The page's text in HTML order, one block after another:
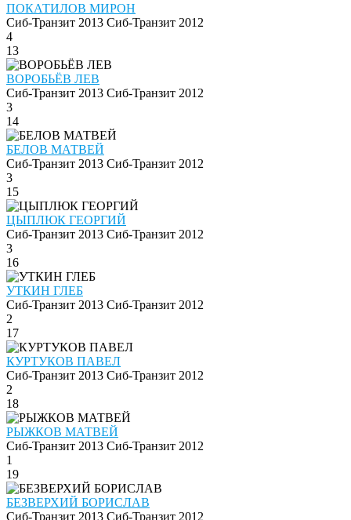
ПОКАТИЛОВ МИРОН
Сиб-Транзит 2013 Сиб-Транзит 2012
4
13
ВОРОБЬЁВ ЛЕВ
Сиб-Транзит 2013 Сиб-Транзит 2012
3
14
БЕЛОВ МАТВЕЙ
Сиб-Транзит 2013 Сиб-Транзит 2012
3
15
ЦЫПЛЮК ГЕОРГИЙ
Сиб-Транзит 2013 Сиб-Транзит 2012
3
16
УТКИН ГЛЕБ
Сиб-Транзит 2013 Сиб-Транзит 2012
2
17
КУРТУКОВ ПАВЕЛ
Сиб-Транзит 2013 Сиб-Транзит 2012
2
18
РЫЖКОВ МАТВЕЙ
Сиб-Транзит 2013 Сиб-Транзит 2012
1
19
БЕЗВЕРХИЙ БОРИСЛАВ
Сиб-Транзит 2013 Сиб-Транзит 2012